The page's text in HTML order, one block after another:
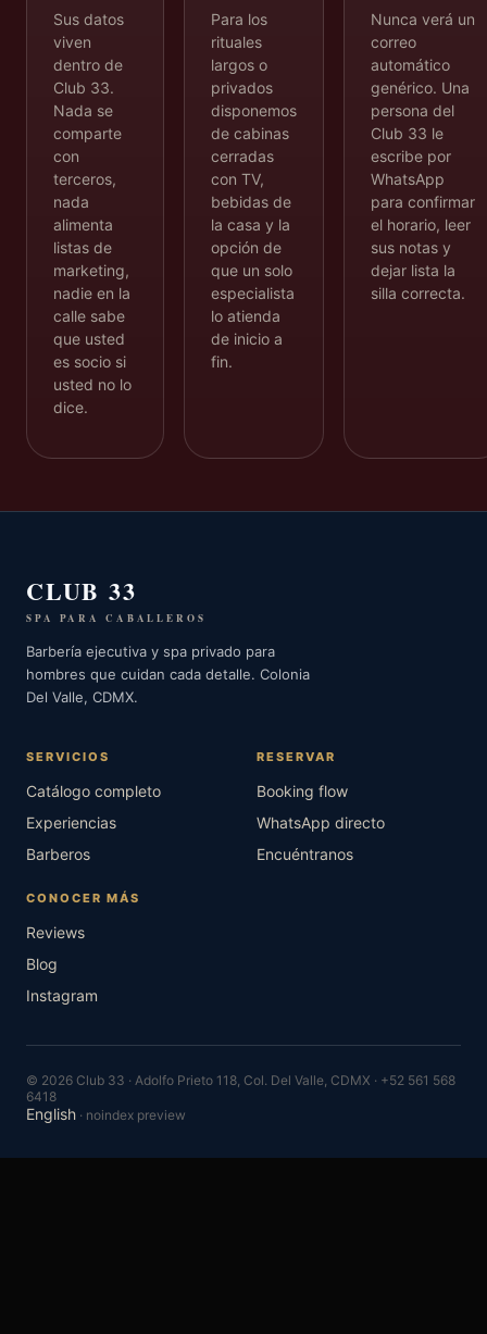
Sus datos
viven
dentro de
Club 33.
Nada se
comparte
con
terceros,
nada
alimenta
listas de
marketing,
nadie en la
calle sabe
que usted
es socio si
usted no lo
dice.
Para los
rituales
largos o
privados
disponemos
de cabinas
cerradas
con TV,
bebidas de
la casa y la
opción de
que un solo
especialista
lo atienda
de inicio a
fin.
Nunca verá un
correo
automático
genérico. Una
persona del
Club 33 le
escribe por
WhatsApp
para confirmar
el horario, leer
sus notas y
dejar lista la
silla correcta.
CLUB 33
SPA PARA CABALLEROS
Barbería ejecutiva y spa privado para
hombres que cuidan cada detalle. Colonia
Del Valle, CDMX.
SERVICIOS
Catálogo completo
Experiencias
Barberos
RESERVAR
Booking flow
WhatsApp directo
Encuéntranos
CONOCER MÁS
Reviews
Blog
Instagram
© 2026 Club 33 · Adolfo Prieto 118, Col. Del Valle, CDMX · +52 561 568
6418
English · noindex preview